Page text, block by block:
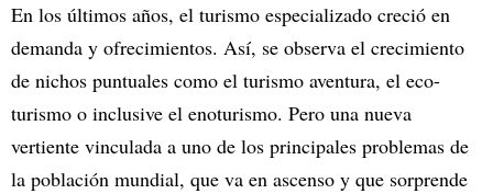
En los últimos años, el turismo especializado creció en
demanda y ofrecimientos. Así, se observa el crecimiento
de nichos puntuales como el turismo aventura, el eco-
turismo o inclusive el enoturismo. Pero una nueva
vertiente vinculada a uno de los principales problemas de
la población mundial, que va en ascenso y que sorprende